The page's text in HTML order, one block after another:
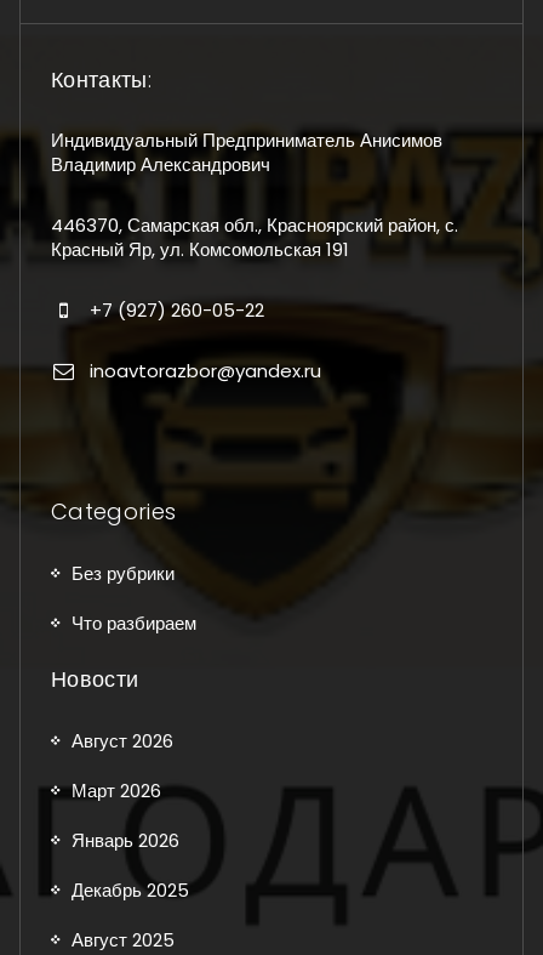
Контакты:
Индивидуальный Предприниматель Анисимов
Владимир Александрович
446370, Самарская обл., Красноярский район, с.
Красный Яр, ул. Комсомольская 191
+7 (927) 260-05-22
inoavtorazbor@yandex.ru
Categories
Без рубрики
Что разбираем
Новости
Август 2026
Март 2026
Январь 2026
Декабрь 2025
Август 2025